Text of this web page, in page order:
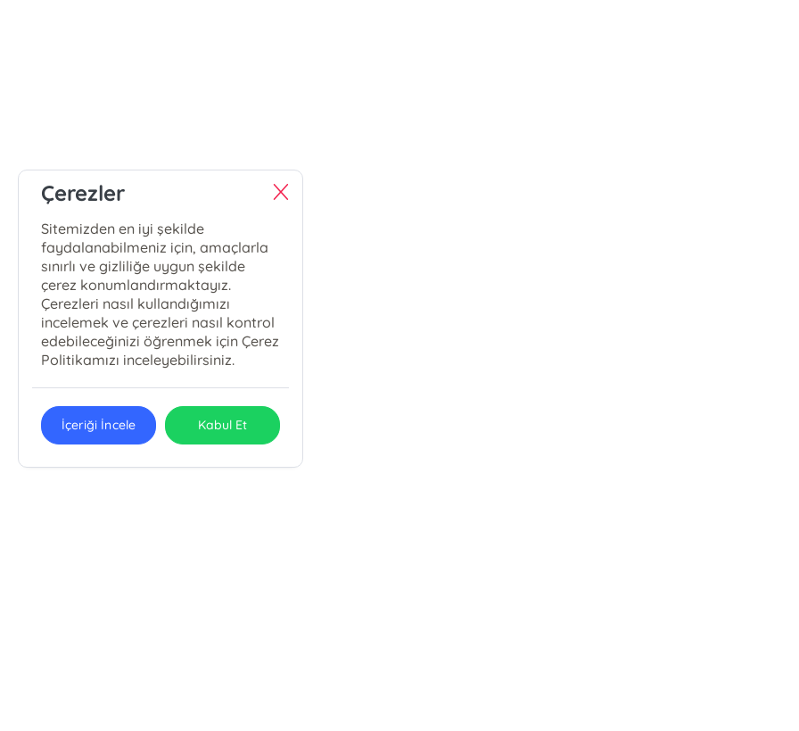
Çerezler
Sitemizden en iyi şekilde
faydalanabilmeniz için, amaçlarla
sınırlı ve gizliliğe uygun şekilde
çerez konumlandırmaktayız.
Çerezleri nasıl kullandığımızı
incelemek ve çerezleri nasıl kontrol
edebileceğinizi öğrenmek için Çerez
Politikamızı inceleyebilirsiniz.
İçeriği İncele Kabul Et